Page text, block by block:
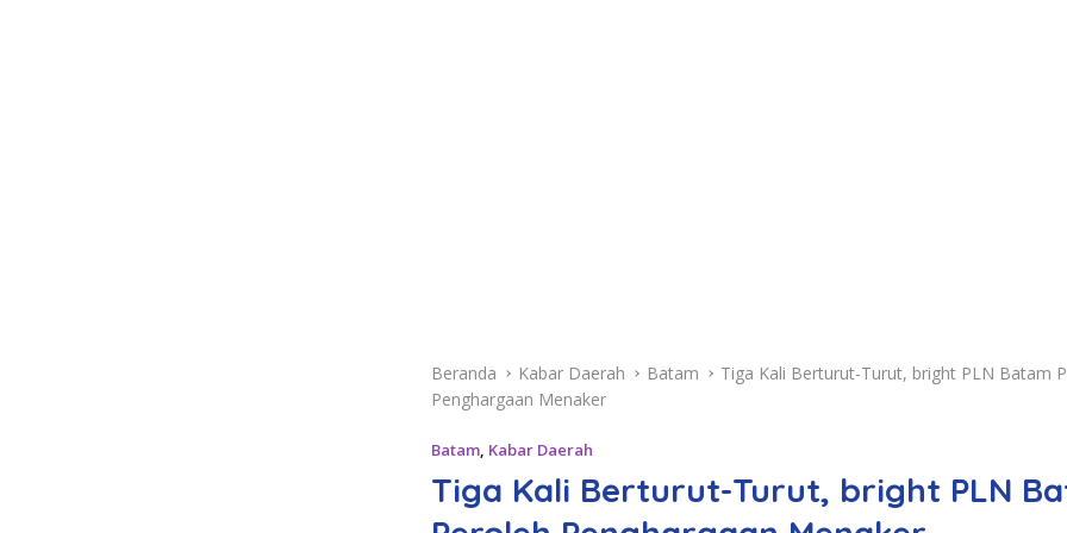
Beranda Kabar Daerah Batam
Tiga Kali Berturut-Turut, bright PLN Batam
Penghargaan Menaker
Batam, Kabar Daerah
Tiga Kali Berturut-Turut, bright PLN